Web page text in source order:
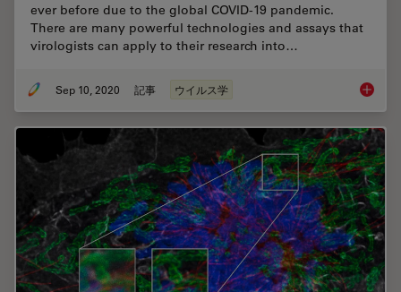
ever before due to the global COVID-19 pandemic.
There are many powerful technologies and assays that
virologists can apply to their research into…
Sep 10, 2020 記事 ウイルス学 How